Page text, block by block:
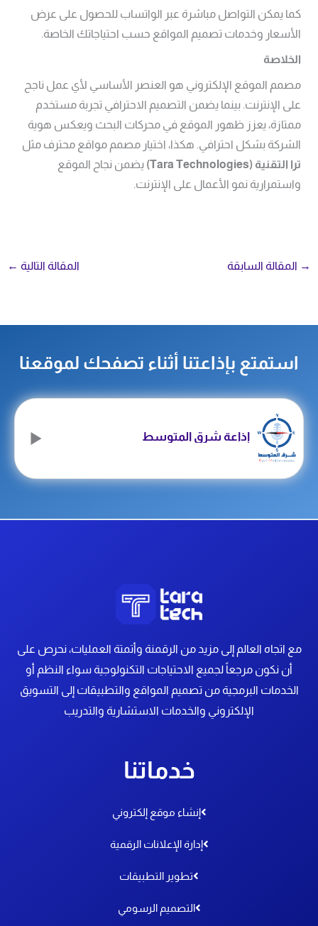
كما يمكن التواصل مباشرة عبر الواتساب للحصول على عرض
الأسعار وخدمات تصميم المواقع حسب احتياجاتك الخاصة.
الخلاصة
مصمم الموقع الإلكتروني هو العنصر الأساسي لأي عمل ناجح
على الإنترنت. بينما يضمن التصميم الاحترافي تجربة مستخدم
ممتازة، يعزز ظهور الموقع في محركات البحث ويعكس هوية
الشركة بشكل احترافي. هكذا، اختيار مصمم مواقع محترف مثل
ترا التقنية (Tara Technologies)
يضمن نجاح الموقع
واستمرارية نمو الأعمال على الإنترنت.
→ المقالة السابقة المقالة التالية ←
استمتع بإذاعتنا أثناء تصفحك لموقعنا
إذاعة شرق المتوسط
مع اتجاه العالم إلى مزيد من الرقمنة وأتمتة العمليات، نحرص على
أن نكون مرجعاً لجميع الاحتياجات التكنولوجية سواء النظم أو
الخدمات البرمجيةمن تصميم المواقع والتطبيقات إلى التسويق
الإلكتروني والخدمات الاستشارية والتدريب
خدماتنا
إنشاء موقع إلكتروني
إدارة الإعلانات الرقمية
تطوير التطبيقات
التصميم الرسومي